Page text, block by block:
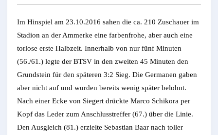
Im Hinspiel am 23.10.2016 sahen die ca. 210 Zuschauer im
Stadion an der Ammerke eine farbenfrohe, aber auch eine
torlose erste Halbzeit. Innerhalb von nur fünf Minuten
(56./61.) legte der BTSV in den zweiten 45 Minuten den
Grundstein für den späteren 3:2 Sieg. Die Germanen gaben
aber nicht auf und wurden bereits wenig später belohnt.
Nach einer Ecke von Siegert drückte Marco Schikora per
Kopf das Leder zum Anschlusstreffer (67.) über die Linie.
Den Ausgleich (81.) erzielte Sebastian Baar nach toller